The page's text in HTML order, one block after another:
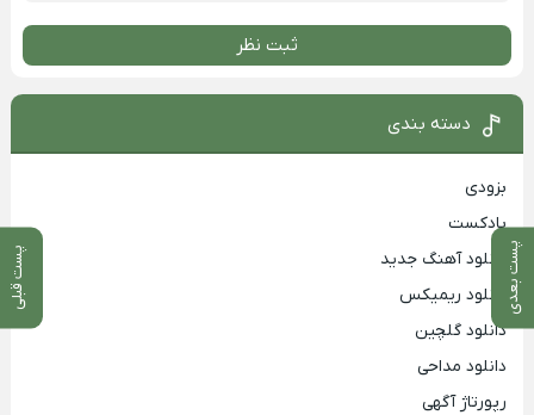
پست بعدی پست قبلی
ثبت نظر
دسته بندی
بزودی
پادکست
دانلود آهنگ جدید
دانلود ریمیکس
دانلود گلچین
دانلود مداحی
رپورتاژ آگهی